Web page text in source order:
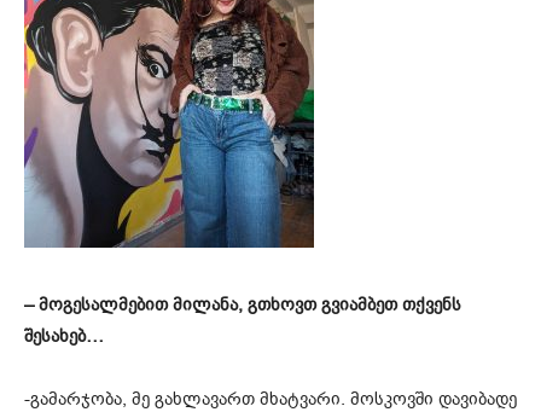
– მოგესალმებით მილანა, გთხოვთ გვიამბეთ თქვენს
შესახებ…
-გამარჯობა, მე გახლავართ მხატვარი. მოსკოვში დავიბადე